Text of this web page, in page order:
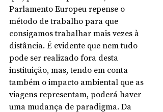
Parlamento Europeu repense o
método de trabalho para que
consigamos trabalhar mais vezes à
distância. É evidente que nem tudo
pode ser realizado fora desta
instituição, mas, tendo em conta
também o impacto ambiental que as
viagens representam, poderá haver
uma mudança de paradigma. Da